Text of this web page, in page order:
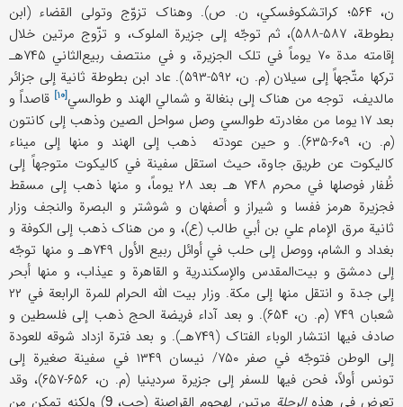
ن، ۵۶۴؛ کراتشکوفسکي، ن. ص). وهناک تزوّج وتولی القضاء (ابن
بطوطة، ۵۸۷-۵۸۸)، ثم توجّه إلی جزیرة الملوک، و تزّوج مرتین خلال
إقامته مدة ۷۰ یوماً في تلک الجزیرة، و في منتصف ربیع‌الثاني ۷۴۵هـ
ترکها متّجهاً إلی سیلان (م. ن، ۵۹۲-۵۹۳). عاد ابن بطوطة ثانیة إلی جزائر
مالدیف، توجه من هناک إلی بنغالة و شمالي الهند و طوالسي[۱۰]
قاصداً و
بعد ۱۷ یوما من مغادرته طوالسي وصل سواحل الصین وذهب إلی کانتون
(م. ن، ۶۰۹-۶۳۵). و حین عودته ذهب إلی الهند و منها إلی میناء
کالیکوت عن طریق جاوة، حیث استقل سفینة في کالیکوت متوجهاً إلی
ظُفار فوصلها في محرم ۷۴۸ هـ بعد ۲۸ یوماً، و منها ذهب إلی مسقط
فجزیرة هرمز ففسا و شیراز و أصفهان و شوشتر و البصرة والنجف وزار
ثانیة مرق الإمام علي بن أبي طالب (ع)، و من هناک ذهب إلی الکوفة و
بغداد و الشام، ووصل إلی حلب في أوائل ربیع الأول ۷۴۹هـ و منها توجّه
إلی دمشق و بیت‌المقدس والإسکندریة و القاهرة و عیذاب، و منها أبحر
إلی جدة و انتقل منها إلی مکة. وزار بیت الله الحرام للمرة الرابعة في ۲۲
شعبان ۷۴۹ (م. ن، ۶۵۴). و بعد آداء فریضة الحج ذهب إلی فلسطین و
صادف فیها انتشار الوباء الفتاک (۷۴۹هـ). و بعد فترة ازداد شوقه للعودة
إلی الوطن فتوجّه في صفر ۷۵۰/ نیسان ۱۳۴۹ في سفینة صغیرة إلی
تونس أولاً، فحن فیها للسفر إلی جزیرة سردینیا (م. ن، ۶۵۶-۶۵۷)، وقد
تعرض في هذهالرحلة مرتین لهجوم القراصنة (جب، 9) ولکنه تمکن من